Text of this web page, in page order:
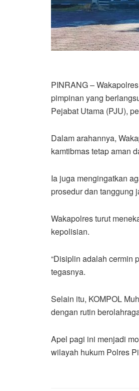
PINRANG –
pimpinan yang
Pejabat Utama (PJU),
Dalam arahannya,
kamtibmas tetap aman
Ia juga mengingatkan
prosedur dan tanggung
Wakapolres turut
kepolisian.
“Disiplin adalah cermin
tegasnya.
Selain itu, KOMPOL
dengan rutin
Apel pagi ini menjadi
wilayah hukum Polres